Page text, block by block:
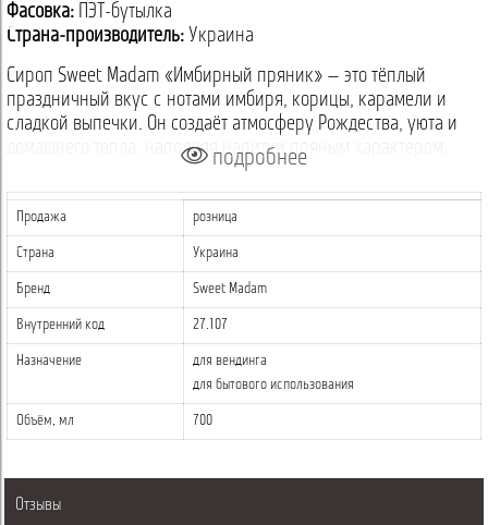
Фасовка: ПЭТ-бутылка
Страна-производитель: Украина
Сироп Sweet Madam «Имбирный пряник» — это тёплый
праздничный вкус с нотами имбиря, корицы, карамели и
сладкой выпечки. Он создаёт атмосферу Рождества, уюта и
домашнего тепла, наполняя напитки пряным характером.
Аромат сиропа — насыщенный, пряный и очень тёплый. Он
отлично сочетается с кофе, молочными напитками, горячим
шоколадом, коктейлями, десертами и зимними авторскими
рецептами. Его плотная текстура позволяет створить яркие и
выразительные вкусовые композиции.
Разнообразие вкусов для любых напитков
- Для кофе
– превращает латте, капучино или флет-уайт в
настоящий зимний десерт.
- Для коктейлей и горячих напитков
латте, праздничного шоколада и зимних коктейлей.
рождественской выпечки в шейки, мороженое и выпечку.
подробнее
Продажа розница
Страна Украина
Бренд Sweet Madam
Внутренний код 27.107
Назначение
для вендинга
для бытового использования
Объём, мл 700
Отзывы